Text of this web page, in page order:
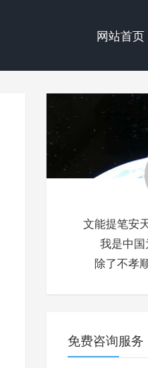
网站首页
文能提笔安
我是中国
除了不孝
免费咨询服务